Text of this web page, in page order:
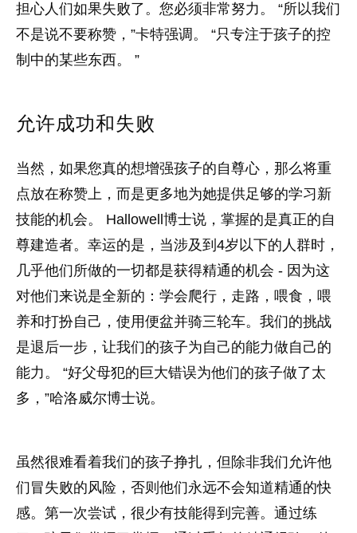
担心人们如果失败了。您必须非常努力。 “所以我们
不是说不要称赞，”卡特强调。 “只专注于孩子的控
制中的某些东西。 ”
允许成功和失败
当然，如果您真的想增强孩子的自尊心，那么将重
点放在称赞上，而是更多地为她提供足够的学习新
技能的机会。 Hallowell博士说，掌握的是真正的自
尊建造者。幸运的是，当涉及到4岁以下的人群时，
几乎他们所做的一切都是获得精通的机会 - 因为这
对他们来说是全新的：学会爬行，走路，喂食，喂
养和打扮自己，使用便盆并骑三轮车。我们的挑战
是退后一步，让我们的孩子为自己的能力做自己的
能力。 “好父母犯的巨大错误为他们的孩子做了太
多，”哈洛威尔博士说。
虽然很难看着我们的孩子挣扎，但除非我们允许他
们冒失败的风险，否则他们永远不会知道精通的快
感。第一次尝试，很少有技能得到完善。通过练